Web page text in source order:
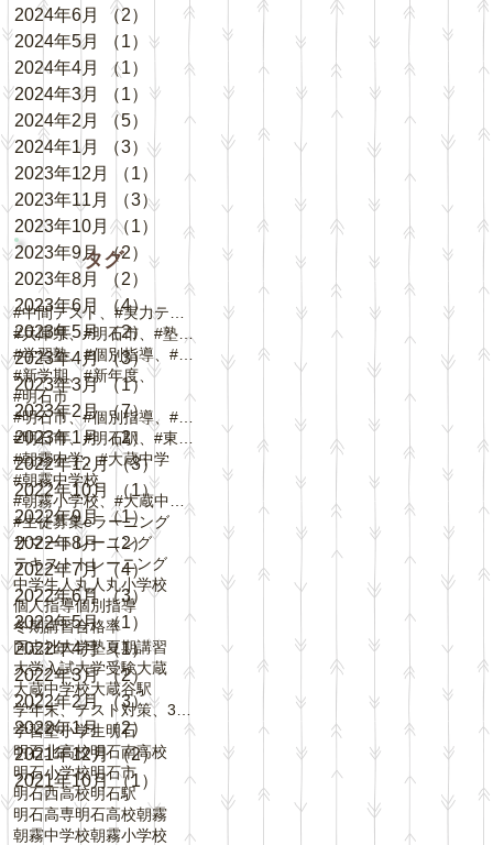
2024年6月
（2）
2件の記事
2024年5月
（1） 1件の記事
2024年4月
（1）
1件の記事
2024年3月
（1） 1件の記事
2024年2月
（5）
5件の記事
2024年1月
（3）3件の記事
2023年12月
（1）
1件の記事
2023年11月
（3）3件の記事
2023年10月 （1）
1件の記事
2023年9月 （2） 2件の記事
2023年8月
（2）
2件の記事
2023年6月
（4）4件の記事
2023年5月 （2）
2件の記事
2023年4月 （3）3件の記事
2023年3月 （1）
2023年2月 （7）7件の記事
2023年1月 （2）
2件の記事
2022年12月 （3）3件の記事
2022年10月
（1）1件の記事
2022年9月 （1） 1件の記事
2022年8月 （2）2件の記事
2022年7月 （4）4件の記事
2022年6月 （3）3件の記事
2022年5月 （1）
1件の記事
2022年4月 （1）1件の記事
2022年3月 （2）2件の記事
2022年2月 （3）3件の記事
2022年1月 （2）
2件の記事
2021年12月 （2）2件の記事
2021年10月 （1） 1件の記事
タグ
#兵庫県、#明石市、#塾、#個別指導
#新学期、#新年度、
#明石市
#朝霧中学、#大蔵中学
#朝霧中学校
#生徒募集eラーニング
サマートレーニング
テキストトレーニング
中学生人丸人丸小学校
個人指導個別指導
冬期講習合格率
同志社大学塾夏期講習
大学入試大学受験大蔵
大蔵中学校大蔵谷駅
学習塾小学生明石
明石北高校明石南高校
明石小学校明石市
明石西高校明石駅
明石高専明石高校朝霧
朝霧中学校朝霧小学校